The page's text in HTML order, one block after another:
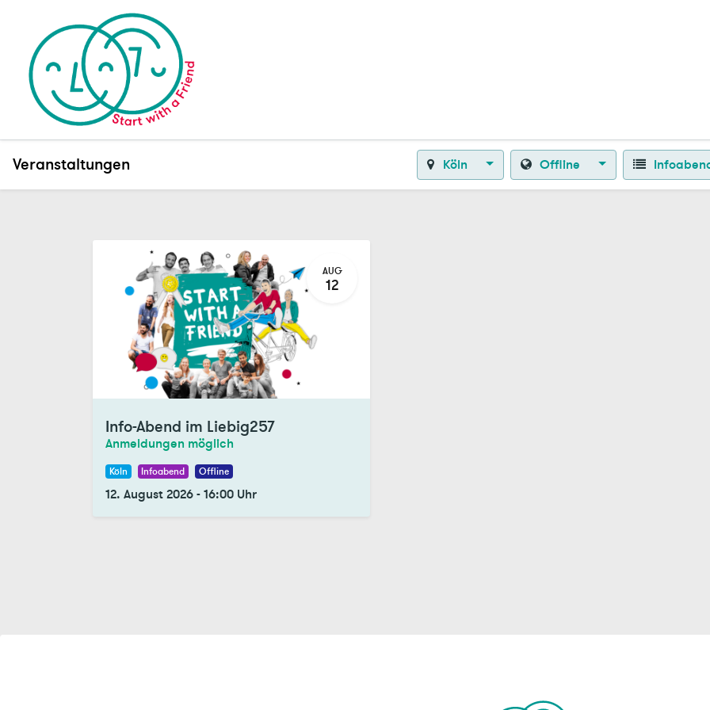
Veranstaltungen Köln Offline
AUG
12
Info-Abend im Liebig257
Anmeldungen möglich
Köln Infoabend Offline
12. August 2026-16:00 Uhr